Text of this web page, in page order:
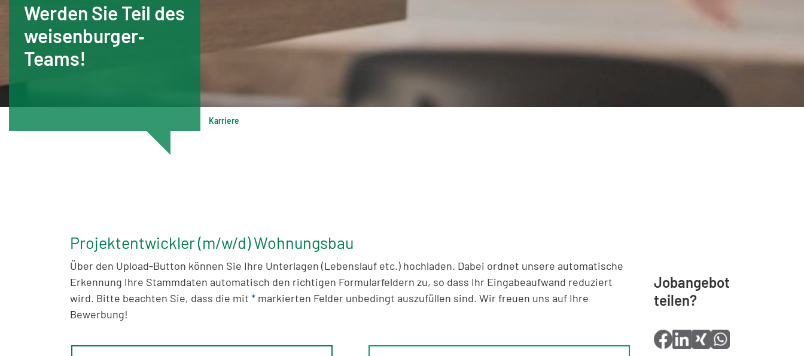
Werden Sie Teil des
weisenburger‑
Teams!
Karriere
Projektentwickler (m/w/d) Wohnungsbau
Über den Upload-Button können Sie Ihre Unterlagen (Lebenslauf etc.) hochladen. Dabei ordnet unsere automatische
Erkennung Ihre Stammdaten automatisch den richtigen Formularfeldern zu, so dass Ihr Eingabeaufwand reduziert
wird. Bitte beachten Sie, dass die mit * markierten Felder unbedingt auszufüllen sind. Wir freuen uns auf Ihre
Bewerbung!
Jobangebot
teilen?